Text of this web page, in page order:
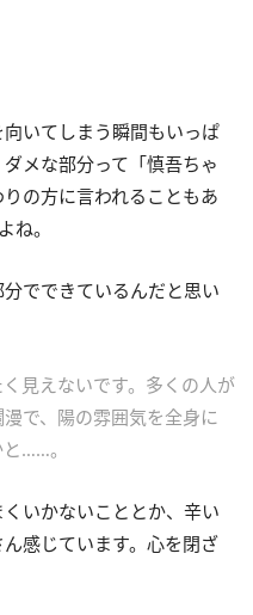
いてしまう瞬間もいっぱ
メな部分って「慎吾ちゃ
の方に言われることもあ
ね。
でできているんだと思い
見えないです。多くの人が
で、陽の雰囲気を全身に
……。
いかないこととか、辛い
感じています。心を閉ざ